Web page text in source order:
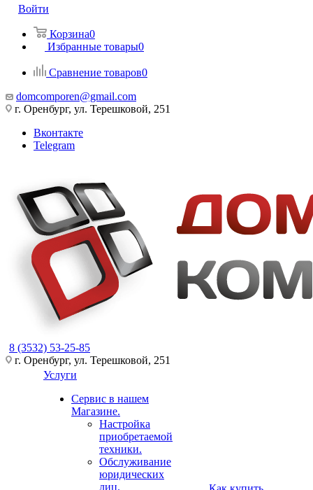
Войти
Корзина0
Избранные товары0
Сравнение товаров0
domcomporen@gmail.com
г. Оренбург, ул. Терешковой, 251
Вконтакте
Telegram
8 (3532) 53-25-85
г. Оренбург, ул. Терешковой, 251
Услуги
Сервис в нашем
Магазине.
Настройка
приобретаемой
техники.
Обслуживание
юридических
лиц.